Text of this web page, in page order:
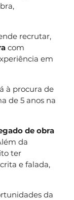
recrutar,
com
em
à procura de
de 5 anos na
de obra
da
ter
e falada,
da